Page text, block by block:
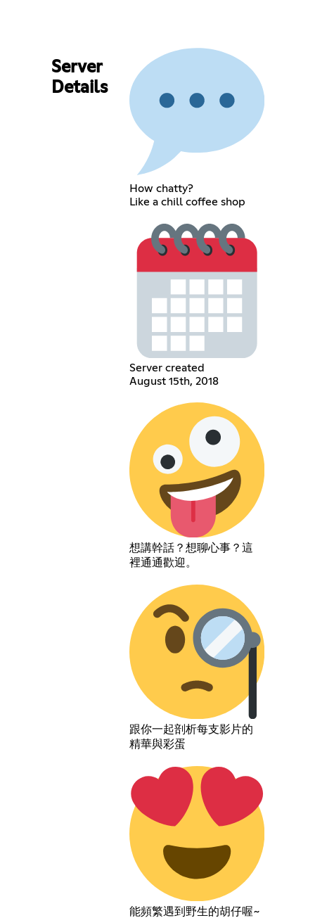
Server
Details
How chatty?
Like a chill coffee shop
Server created
August 15th, 2018
想講幹話？想聊心事？這
裡通通歡迎。
跟你一起剖析每支影片的
精華與彩蛋
能頻繁遇到野生的胡仔喔~